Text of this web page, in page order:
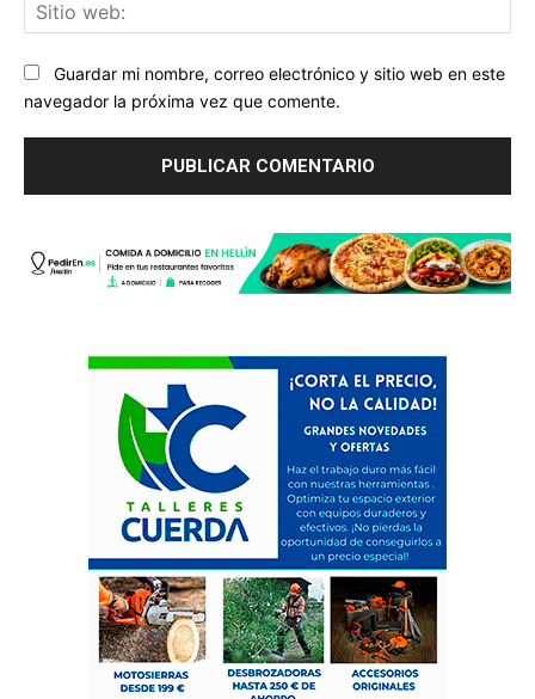
Guardar mi nombre, correo electrónico y sitio web en este
navegador la próxima vez que comente.